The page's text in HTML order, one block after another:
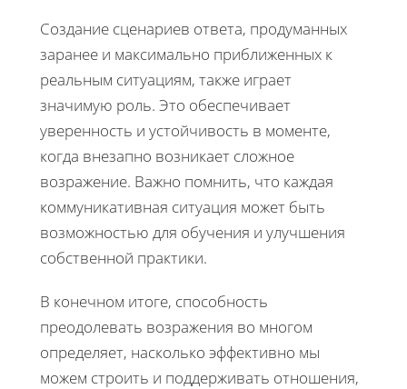
Создание сценариев ответа, продуманных
заранее и максимально приближенных к
реальным ситуациям, также играет
значимую роль. Это обеспечивает
уверенность и устойчивость в моменте,
когда внезапно возникает сложное
возражение. Важно помнить, что каждая
коммуникативная ситуация может быть
возможностью для обучения и улучшения
собственной практики.
В конечном итоге, способность
преодолевать возражения во многом
определяет, насколько эффективно мы
можем строить и поддерживать отношения,